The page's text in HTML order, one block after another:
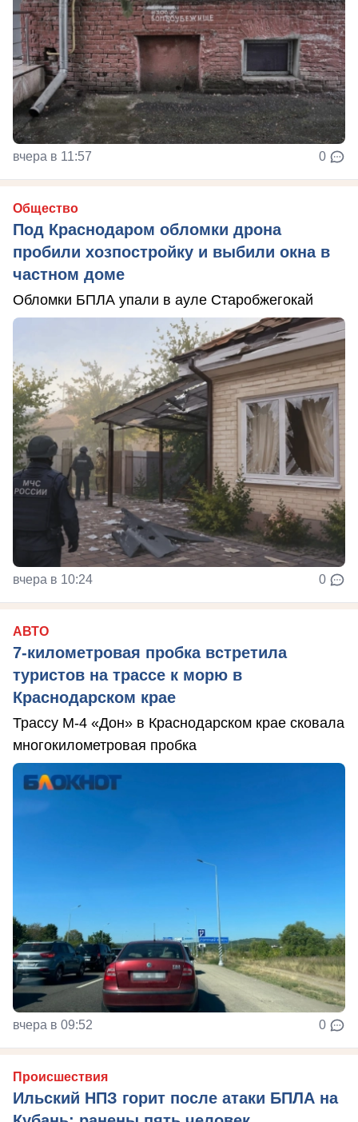
вчера в 11:57 0
Общество
Под Краснодаром обломки дрона
пробили хозпостройку и выбили окна в
частном доме
Обломки БПЛА упали в ауле Старобжегокай
вчера в 10:24 0
АВТО
7-километровая пробка встретила
туристов на трассе к морю в
Краснодарском крае
Трассу М-4 «Дон» в Краснодарском крае сковала
многокилометровая пробка
вчера в 09:52 0
Происшествия
Ильский НПЗ горит после атаки БПЛА на